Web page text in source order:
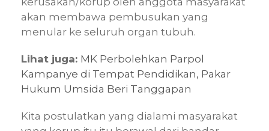
akan membawa pembusukan yang
menular ke seluruh organ tubuh.
Lihat juga: MK Perbolehkan Parpol
Kampanye di Tempat Pendidikan, Pakar
Hukum Umsida Beri Tanggapan
Kita postulatkan yang dialami masyarakat